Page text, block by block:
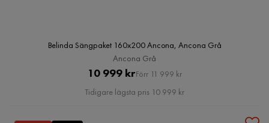
Belinda Sängpaket 160x200 Ancona, Ancona Grå
Ancona Grå
Pris
10 999 krOriginal
Pris
Förr 11 999 kr
Tidigare lägsta pris 10 999 kr